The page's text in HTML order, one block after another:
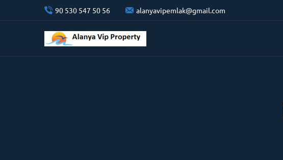
90 530 547 50 56 alanyavipemlak@gmail.com